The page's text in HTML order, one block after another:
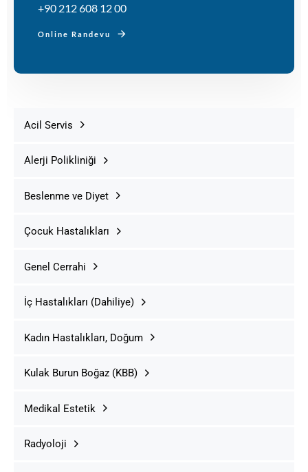
+90 212 608 12 00
Online Randevu
Acil Servis
Alerji Polikliniği
Beslenme ve Diyet
Çocuk Hastalıkları
Genel Cerrahi
İç Hastalıkları (Dahiliye)
Kadın Hastalıkları, Doğum
Kulak Burun Boğaz (KBB)
Medikal Estetik
Radyoloji